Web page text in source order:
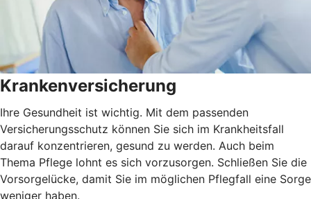
Krankenversicherung
Ihre Gesundheit ist wichtig. Mit dem passenden
Versicherungsschutz können Sie sich im Krankheitsfall
darauf konzentrieren, gesund zu werden. Auch beim
Thema Pflege lohnt es sich vorzusorgen. Schließen Sie die
Vorsorgelücke, damit Sie im möglichen Pflegfall eine Sorge
weniger haben.